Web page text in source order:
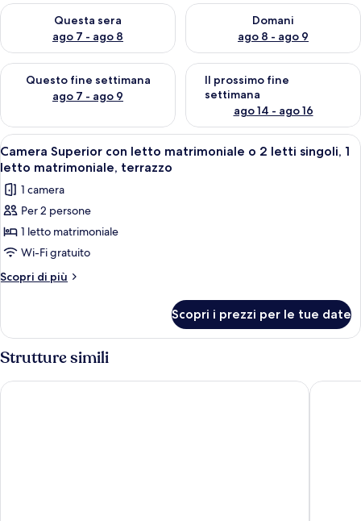
Questa sera
ago 7 - ago 8
Verifica la disponibilità per questa sera, ago 7 - ago 8
Domani
ago 8 - ago 9
Verifica la disponibilità per
Questo fine settimana
ago 7 - ago 9
Verifica la disponibilità per questo fine settimana, ago 7 - ago
Il prossimo fine
settimana
ago 14 - ago 16
Verifica la disponibilità per il
Apri
tutte
le
foto
per
Camera
Superior
con
o
letti
singoli,
Camera d'albergo con un letto
5
Camera Superior con letto matrimoniale o 2 letti singoli, 1
letto matrimoniale, terrazzo
1 camera
Per 2 persone
1 letto matrimoniale
Wi-Fi gratuito
Scopri di più
Altri
Superior
con
letto
matrimoniale
o
Scopri i prezzi per le tue date
Strutture simili
Hotel La Pace Edra